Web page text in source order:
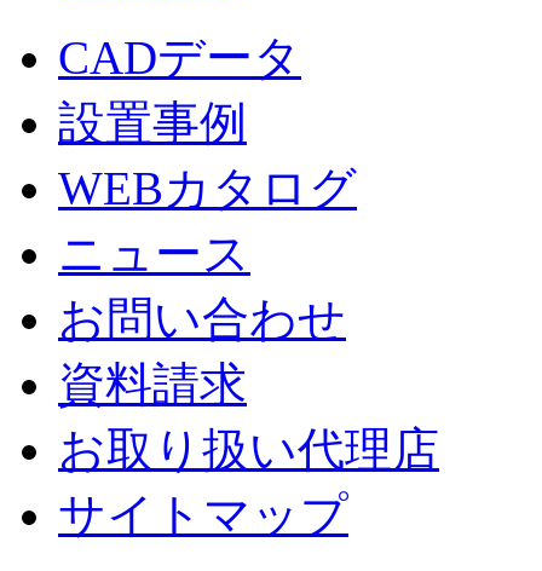
CADデータ
設置事例
WEBカタログ
ニュース
お問い合わせ
資料請求
お取り扱い代理店
サイトマップ